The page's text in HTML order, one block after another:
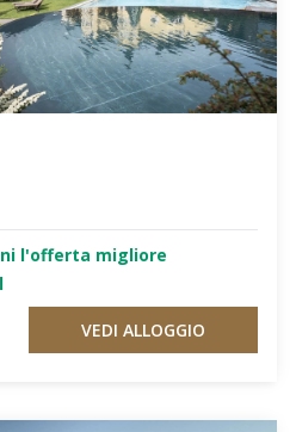
l'offerta migliore
VEDI ALLOGGIO